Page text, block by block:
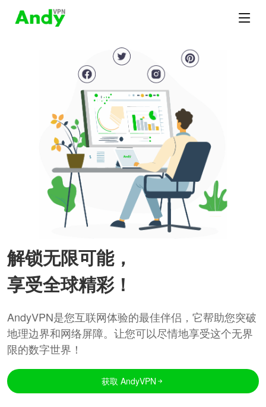
解锁无限可能，
享受全球精彩！
AndyVPN是您互联网体验的最佳伴侣，它帮助您突破
地理边界和网络屏障。让您可以尽情地享受这个无界
限的数字世界！
获取 AndyVPN